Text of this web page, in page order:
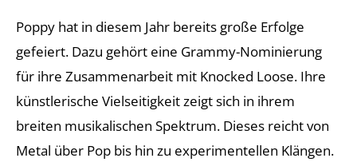
Poppy hat in diesem Jahr bereits große Erfolge
gefeiert. Dazu gehört eine Grammy-Nominierung
für ihre Zusammenarbeit mit Knocked Loose. Ihre
künstlerische Vielseitigkeit zeigt sich in ihrem
breiten musikalischen Spektrum. Dieses reicht von
Metal über Pop bis hin zu experimentellen Klängen.